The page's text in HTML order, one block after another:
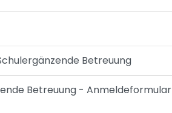
Betreuung
Betreuung - Anmeldeformular